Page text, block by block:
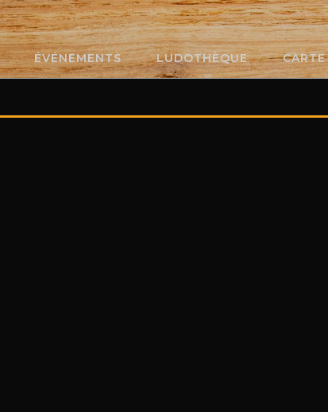
ÉVÉNEMENTS LUDOTHÈQUE CARTE